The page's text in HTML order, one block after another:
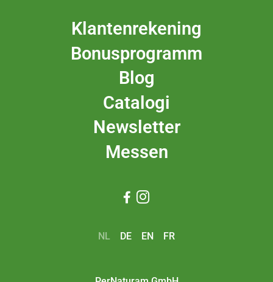
Klantenrekening
Bonusprogramm
Blog
Catalogi
Newsletter
Messen
 
NL DE EN FR